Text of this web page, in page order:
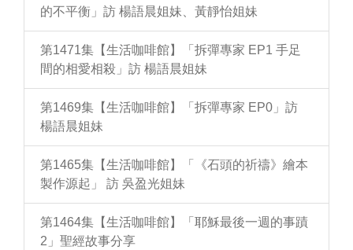
的不平衡」訪 楊語晨姐妹、黃靜怡姐妹
第1471集【生活咖啡館】「拆彈專家 EP1 手足
間的相愛相殺」訪 楊語晨姐妹
第1469集【生活咖啡館】「拆彈專家 EP0」訪
楊語晨姐妹
第1465集【生活咖啡館】「《石頭的祈禱》繪本
製作源起」 訪 吳盈光姐妹
第1464集【生活咖啡館】「耶穌最後一週的事蹟
2」聖經故事分享